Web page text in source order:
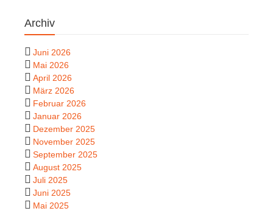
Archiv
Juni 2026
Mai 2026
April 2026
März 2026
Februar 2026
Januar 2026
Dezember 2025
November 2025
September 2025
August 2025
Juli 2025
Juni 2025
Mai 2025